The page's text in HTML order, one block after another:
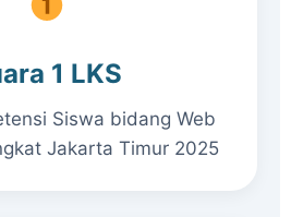
1 LKS
Siswa bidang Web
Jakarta Timur 2025